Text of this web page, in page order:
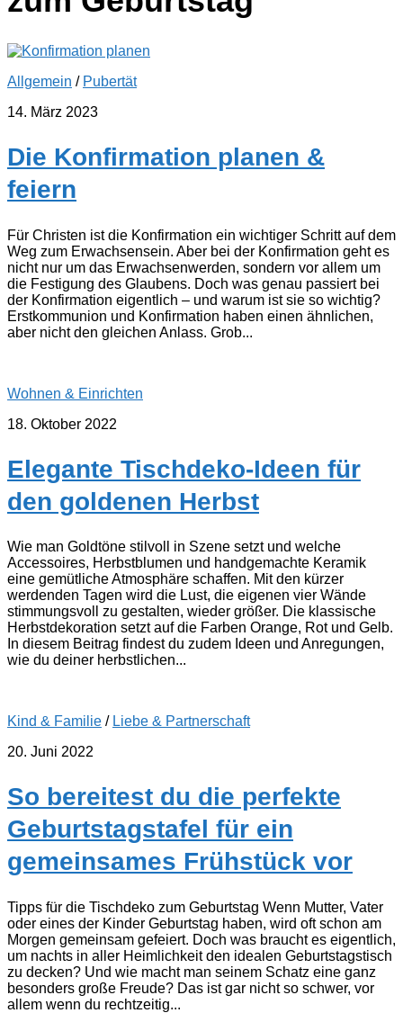
Allgemein / Pubertät
14. März 2023
Die Konfirmation planen &
feiern
Für Christen ist die Konfirmation ein wichtiger Schritt auf dem
Weg zum Erwachsensein. Aber bei der Konfirmation geht es
nicht nur um das Erwachsenwerden, sondern vor allem um
die Festigung des Glaubens. Doch was genau passiert bei
der Konfirmation eigentlich – und warum ist sie so wichtig?
Erstkommunion und Konfirmation haben einen ähnlichen,
aber nicht den gleichen Anlass. Grob...
Wohnen & Einrichten
18. Oktober 2022
Elegante Tischdeko-Ideen für
den goldenen Herbst
Wie man Goldtöne stilvoll in Szene setzt und welche
Accessoires, Herbstblumen und handgemachte Keramik
eine gemütliche Atmosphäre schaffen. Mit den kürzer
werdenden Tagen wird die Lust, die eigenen vier Wände
stimmungsvoll zu gestalten, wieder größer. Die klassische
Herbstdekoration setzt auf die Farben Orange, Rot und Gelb.
In diesem Beitrag findest du zudem Ideen und Anregungen,
wie du deiner herbstlichen...
Kind & Familie / Liebe & Partnerschaft
20. Juni 2022
So bereitest du die perfekte
Geburtstagstafel für ein
gemeinsames Frühstück vor
Tipps für die Tischdeko zum Geburtstag Wenn Mutter, Vater
oder eines der Kinder Geburtstag haben, wird oft schon am
Morgen gemeinsam gefeiert. Doch was braucht es eigentlich,
um nachts in aller Heimlichkeit den idealen Geburtstagstisch
zu decken? Und wie macht man seinem Schatz eine ganz
besonders große Freude? Das ist gar nicht so schwer, vor
allem wenn du rechtzeitig...